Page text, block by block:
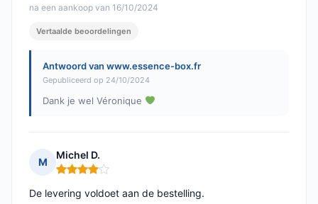
na een aankoop van 16/10/2024
Vertaalde beoordelingen
Antwoord van www.essence-box.fr
Gepubliceerd op 24/10/2024
Dank je wel Véronique
M
Michel D.
Opmerking: 4 van 5
De levering voldoet aan de bestelling.